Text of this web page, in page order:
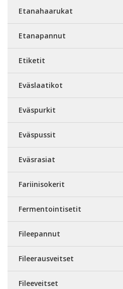
Etanahaarukat
Etanapannut
Etiketit
Eväslaatikot
Eväspurkit
Eväspussit
Eväsrasiat
Fariinisokerit
Fermentointisetit
Fileepannut
Fileerausveitset
Fileeveitset